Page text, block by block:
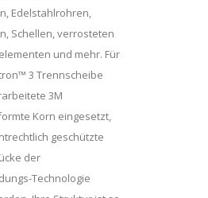
Edelstahlrohren,
Schellen, verrosteten
und mehr. Für
3 Trennscheibe
3M
Korn eingesetzt,
geschützte
der
Technologie